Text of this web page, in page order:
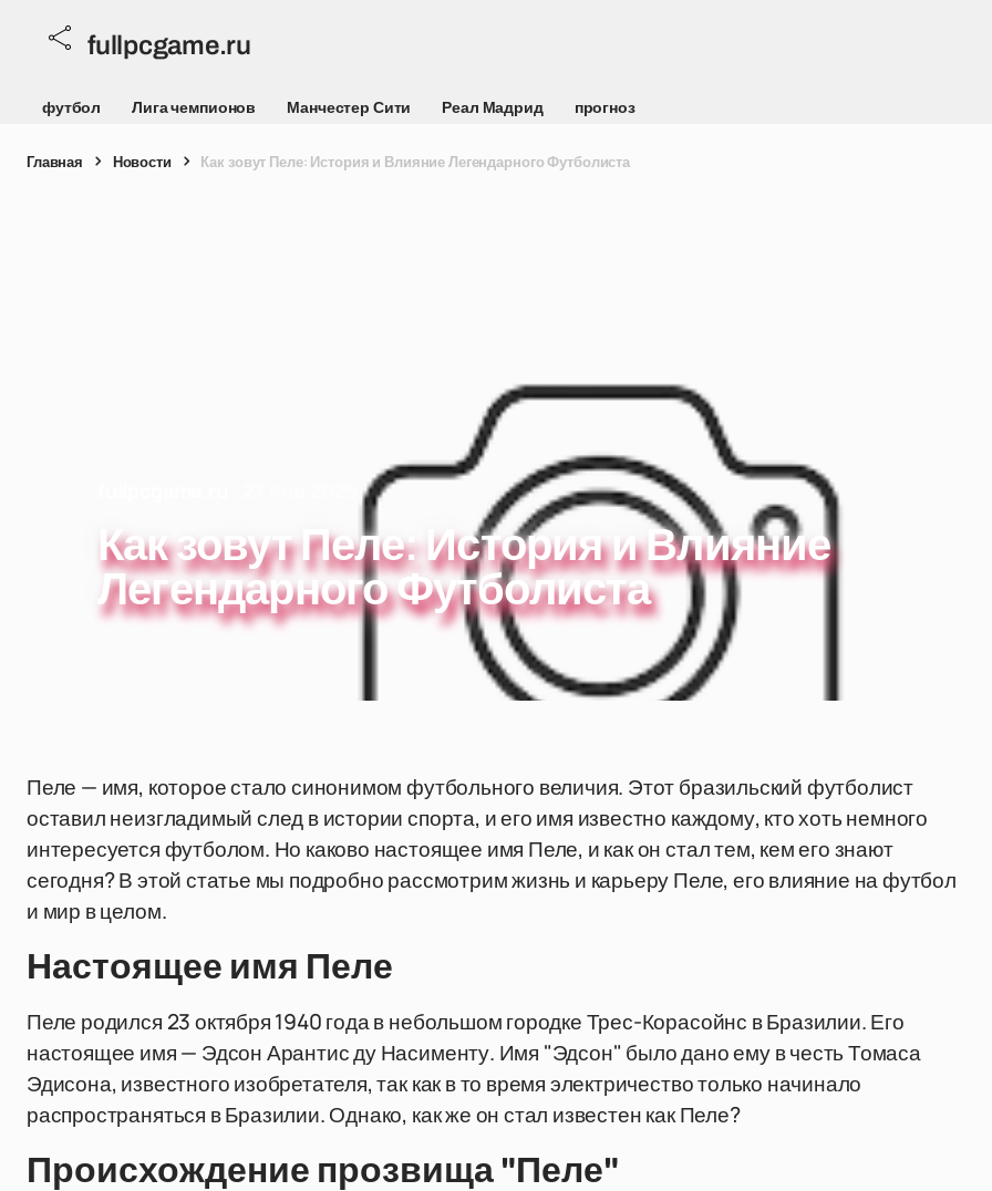
fullpcgame.ru
футбол Лига чемпионов Манчестер Сити Реал Мадрид прогноз
Главная Новости Как зовут Пеле: История и Влияние Легендарного Футболиста
Как зовут Пеле: История и Влияние
Легендарного Футболиста
Пеле — имя, которое стало синонимом футбольного величия. Этот бразильский футболист
оставил неизгладимый след в истории спорта, и его имя известно каждому, кто хоть немного
интересуется футболом. Но каково настоящее имя Пеле, и как он стал тем, кем его знают
сегодня? В этой статье мы подробно рассмотрим жизнь и карьеру Пеле, его влияние на футбол
и мир в целом.
Настоящее имя Пеле
Пеле родился 23 октября 1940 года в небольшом городке Трес-Корасойнс в Бразилии. Его
настоящее имя — Эдсон Арантис ду Насименту. Имя "Эдсон" было дано ему в честь Томаса
Эдисона, известного изобретателя, так как в то время электричество только начинало
распространяться в Бразилии. Однако, как же он стал известен как Пеле?
Происхождение прозвища "Пеле"